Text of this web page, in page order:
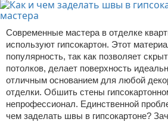
Современные мастера в отделке
используют гипсокартон. Этот
популярность, так как позволяет
потолков, делает поверхность
отличным основанием для любой
отделки. Обшить стены
непрофессионал. Единственной
чем заделать швы в гипсокартоне?